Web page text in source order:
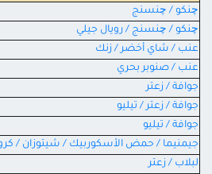
چنكو / چنسنج
چنكو / چنسنج / رويال جيلي
عنب / شاي أخضر / زنك
عنب / صنوبر بحري
جوافة / زعتر
جوافة / زعتر / تيليو
جوافة / تيليو
جيمنيما / حمض الأسكوربيك / شيتوزان /
لبلاب / زعتر